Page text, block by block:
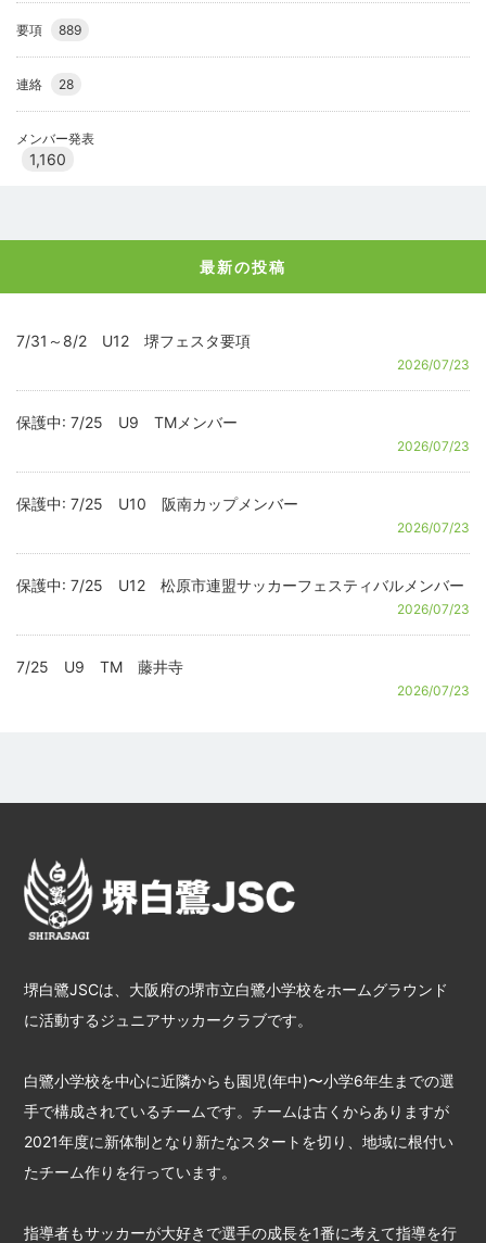
要項 889
連絡 28
メンバー発表
1,160
最新の投稿
7/31～8/2 U12 堺フェスタ要項
2026/07/23
保護中: 7/25 U9 TMメンバー
2026/07/23
保護中: 7/25 U10 阪南カップメンバー
2026/07/23
保護中: 7/25 U12 松原市連盟サッカーフェスティバルメンバー
2026/07/23
7/25 U9 TM 藤井寺
2026/07/23
堺白鷺JSCは、大阪府の堺市立白鷺小学校をホームグラウンド
に活動するジュニアサッカークラブです。
白鷺小学校を中心に近隣からも園児(年中)〜小学6年生までの選
手で構成されているチームです。チームは古くからありますが
2021年度に新体制となり新たなスタートを切り、地域に根付い
たチーム作りを行っています。
指導者もサッカーが大好きで選手の成長を1番に考えて指導を行